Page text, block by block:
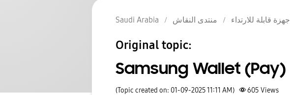
Saudi Arabia منتدى النقاش أجهزة قابلة للارتداء
Original topic:
(Topic created on: 01-09-2025 11:11 AM) 605 Views